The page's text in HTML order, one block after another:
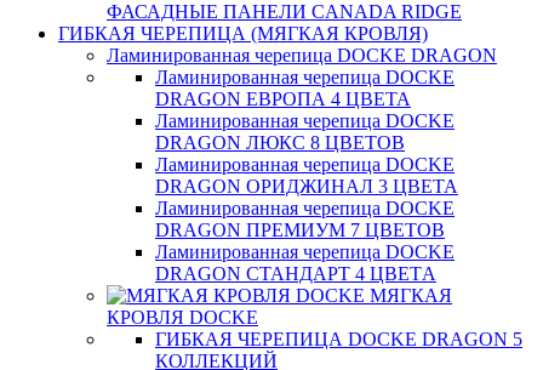
ФАСАДНЫЕ ПАНЕЛИ CANADA RIDGE
ГИБКАЯ ЧЕРЕПИЦА (МЯГКАЯ КРОВЛЯ)
Ламинированная черепица DOCKE DRAGON
Ламинированная черепица DOCKE
DRAGON ЕВРОПА 4 ЦВЕТА
Ламинированная черепица DOCKE
DRAGON ЛЮКС 8 ЦВЕТОВ
Ламинированная черепица DOCKE
DRAGON ОРИДЖИНАЛ 3 ЦВЕТА
Ламинированная черепица DOCKE
DRAGON ПРЕМИУМ 7 ЦВЕТОВ
Ламинированная черепица DOCKE
DRAGON СТАНДАРТ 4 ЦВЕТA
МЯГКАЯ
КРОВЛЯ DOCKE
ГИБКАЯ ЧЕРЕПИЦА DOCKE DRAGON 5
КОЛЛЕКЦИЙ